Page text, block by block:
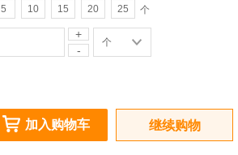
5 10 15 20 25 个
+
-
个
加入购物车 继续购物